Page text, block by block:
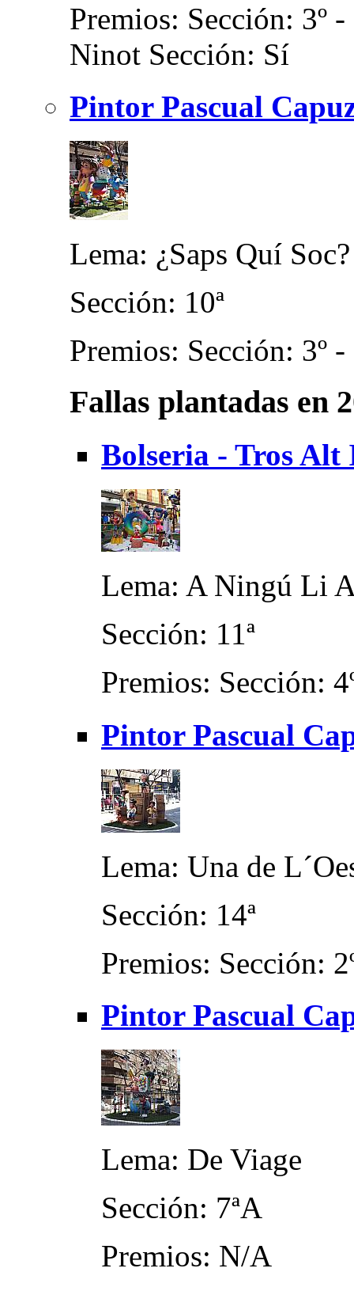
Premios: Sección: 3º
Ninot Sección: Sí
Pintor Pascual
Lema: ¿Saps Quí Soc?
Sección: 10ª
Premios: Sección: 3º
Fallas plantadas en
Bolseria - Tros
Lema: A Ningú Li
Sección: 11ª
Premios: Sección:
Pintor Pascual
Lema: Una de
Sección: 14ª
Premios: Sección:
Pintor Pascual
Lema: De Viage
Sección: 7ªA
Premios: N/A